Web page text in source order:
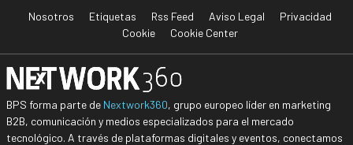
Nosotros Etiquetas Rss Feed Aviso Legal
Privacidad
Cookie
Cookie Center
BPS forma parte de Nextwork360, grupo europeo líder en marketing
B2B, comunicación y medios especializados para el mercado
tecnológico. A través de plataformas digitales y eventos, conectamos